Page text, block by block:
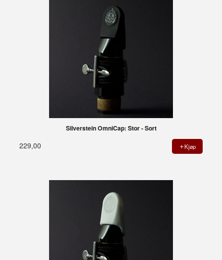
Silverstein OmniCap: Stor - Sort
229,00 Kjøp